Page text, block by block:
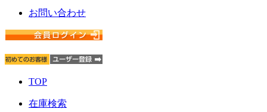
お問い合わせ
TOP
在庫検索